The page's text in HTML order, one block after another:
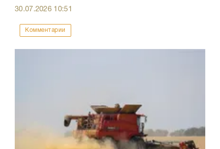
30.07.2026 10:51
Комментарии